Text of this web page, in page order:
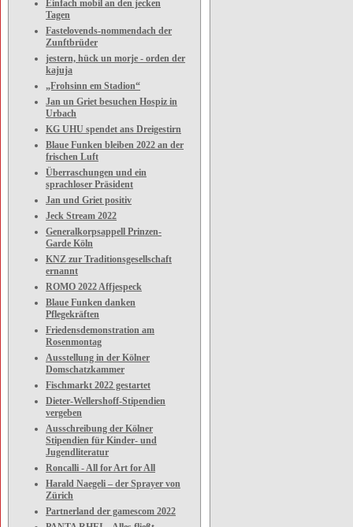
Einfach mobil an den jecken
Tagen
Fastelovends-nommendach der
Zunftbrüder
jestern, hück un morje - orden der
kajuja
„Frohsinn em Stadion“
Jan un Griet besuchen Hospiz in
Urbach
KG UHU spendet ans Dreigestirn
Blaue Funken bleiben 2022 an der
frischen Luft
Überraschungen und ein
sprachloser Präsident
Jan und Griet positiv
Jeck Stream 2022
Generalkorpsappell Prinzen-
Garde Köln
KNZ zur Traditionsgesellschaft
ernannt
ROMO 2022 Affjespeck
Blaue Funken danken
Pflegekräften
Friedensdemonstration am
Rosenmontag
Ausstellung in der Kölner
Domschatzkammer
Fischmarkt 2022 gestartet
Dieter-Wellershoff-Stipendien
vergeben
Ausschreibung der Kölner
Stipendien für Kinder- und
Jugendliteratur
Roncalli - All for Art for All
Harald Naegeli – der Sprayer von
Zürich
Partnerland der gamescom 2022